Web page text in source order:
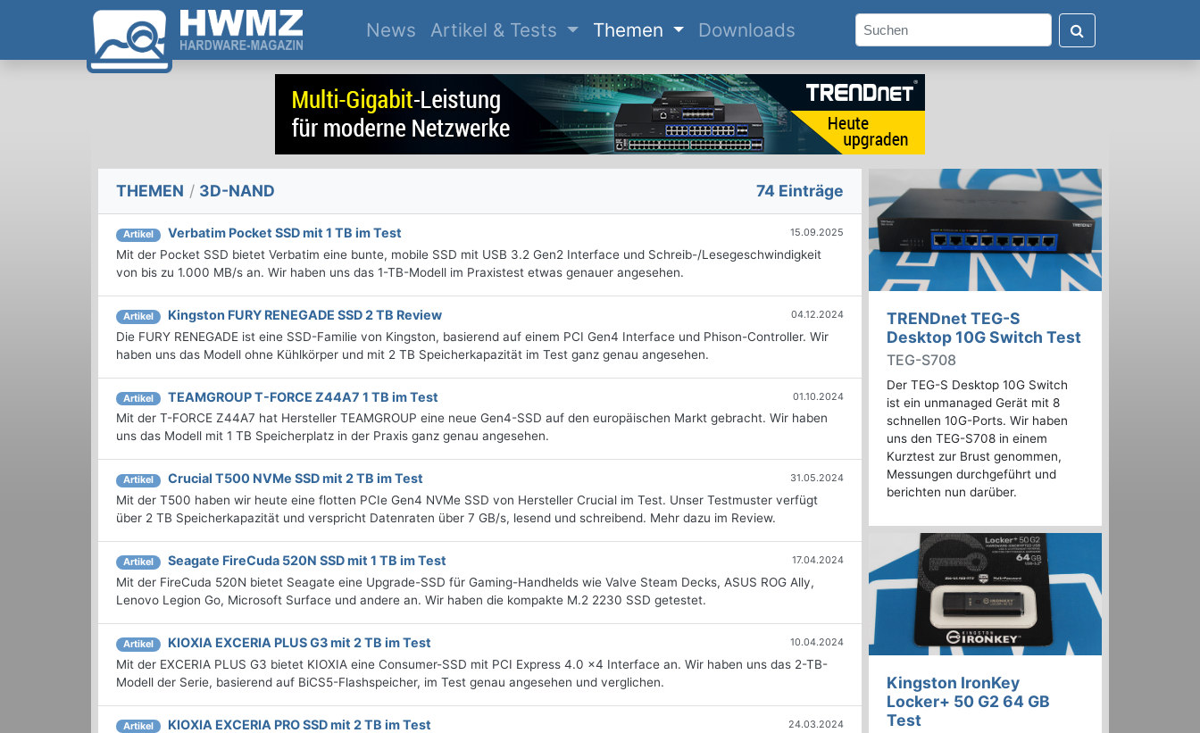
News(current)
Artikel & Tests Themen Downloads
THEMEN / 3D-NAND 74 Einträge
Artikel Verbatim Pocket SSD mit 1 TB im Test 15.09.2025
Mit der Pocket SSD bietet Verbatim eine bunte, mobile SSD mit USB 3.2 Gen2 Interface und Schreib-/Lesegeschwindigkeit
von bis zu 1.000 MB/s an. Wir haben uns das 1-TB-Modell im Praxistest etwas genauer angesehen.
Artikel Kingston FURY RENEGADE SSD 2 TB Review 04.12.2024
Die FURY RENEGADE ist eine SSD-Familie von Kingston, basierend auf einem PCI Gen4 Interface und Phison-Controller. Wir
haben uns das Modell ohne Kühlkörper und mit 2 TB Speicherkapazität im Test ganz genau angesehen.
Artikel TEAMGROUP T-FORCE Z44A7 1 TB im Test 01.10.2024
Mit der T-FORCE Z44A7 hat Hersteller TEAMGROUP eine neue Gen4-SSD auf den europäischen Markt gebracht. Wir haben
uns das Modell mit 1 TB Speicherplatz in der Praxis ganz genau angesehen.
Artikel Crucial T500 NVMe SSD mit 2 TB im Test 31.05.2024
Mit der T500 haben wir heute eine flotten PCIe Gen4 NVMe SSD von Hersteller Crucial im Test. Unser Testmuster verfügt
über 2 TB Speicherkapazität und verspricht Datenraten über 7 GB/s, lesend und schreibend. Mehr dazu im Review.
Artikel Seagate FireCuda 520N SSD mit 1 TB im Test 17.04.2024
Mit der FireCuda 520N bietet Seagate eine Upgrade-SSD für Gaming-Handhelds wie Valve Steam Decks, ASUS ROG Ally,
Lenovo Legion Go, Microsoft Surface und andere an. Wir haben die kompakte M.2 2230 SSD getestet.
Artikel KIOXIA EXCERIA PLUS G3 mit 2 TB im Test 10.04.2024
Mit der EXCERIA PLUS G3 bietet KIOXIA eine Consumer-SSD mit PCI Express 4.0 x4 Interface an. Wir haben uns das 2-TB-
Modell der Serie, basierend auf BiCS5-Flashspeicher, im Test genau angesehen und verglichen.
Artikel KIOXIA EXCERIA PRO SSD mit 2 TB im Test 24.03.2024
TRENDnet TEG-S
Desktop 10G Switch Test
TEG-S708
Der TEG-S Desktop 10G Switch
ist ein unmanaged Gerät mit 8
schnellen 10G-Ports. Wir haben
uns den TEG-S708 in einem
Kurztest zur Brust genommen,
Messungen durchgeführt und
berichten nun darüber.
Kingston IronKey
Locker+ 50 G2 64 GB
Test